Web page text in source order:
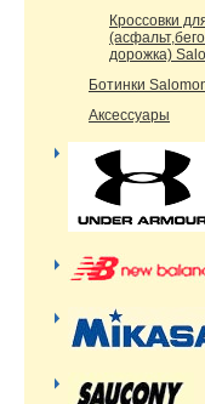
Кроссовки
дорожка)
Ботинки
Аксессуары